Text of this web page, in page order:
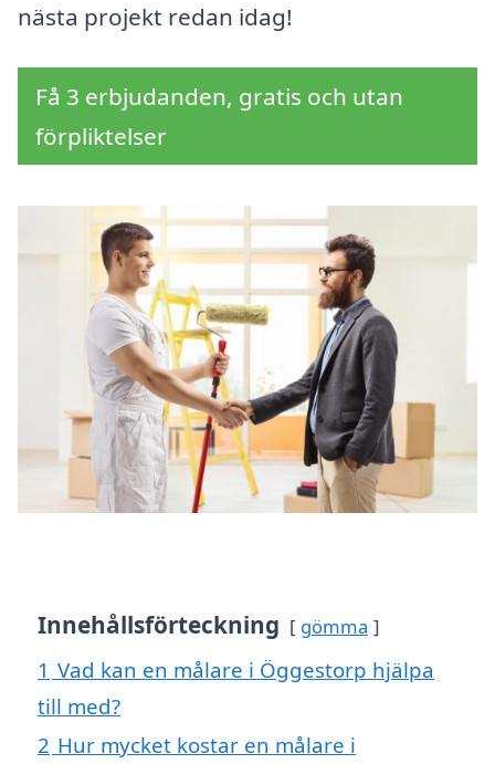
nästa projekt redan idag!
Få 3 erbjudanden, gratis och utan
förpliktelser
Innehållsförteckning gömma
1 Vad kan en målare i Öggestorp hjälpa
till med?
2 Hur mycket kostar en målare i